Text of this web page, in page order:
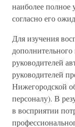
наиболее полное
согласно его
Для изучения
руководителей
руководителей
Нижегородской
персоналу). В
в восприятии